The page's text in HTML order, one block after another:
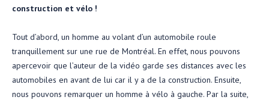
construction et vélo !
Tout d’abord, un homme au volant d’un automobile roule
tranquillement sur une rue de Montréal. En effet, nous pouvons
apercevoir que l’auteur de la vidéo garde ses distances avec les
automobiles en avant de lui car il y a de la construction. Ensuite,
nous pouvons remarquer un homme à vélo à gauche. Par la suite,